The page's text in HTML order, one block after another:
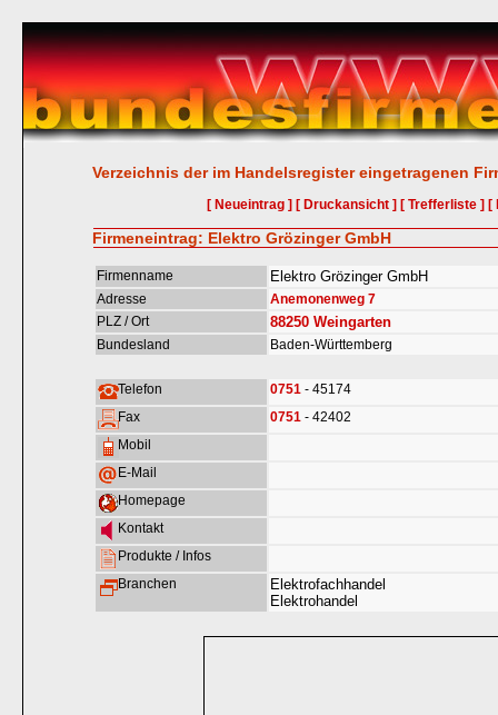
Verzeichnis der im Handelsregister eingetragenen
[ Neueintrag ] [ Druckansicht ] [ Trefferliste ] [
Firmeneintrag: Elektro Grözinger GmbH
Firmenname Elektro Grözinger GmbH
Adresse
Anemonenweg 7
PLZ / Ort
88250 Weingarten
Bundesland Baden-Württemberg
Telefon 0751 - 45174
Fax
0751 - 42402
Mobil
E-Mail
Homepage
Kontakt
Produkte / Infos
Branchen
Elektrofachhandel
Elektrohandel